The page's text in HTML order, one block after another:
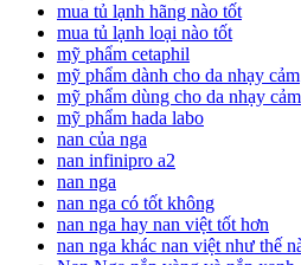
mua tủ lạnh hãng nào tốt
mua tủ lạnh loại nào tốt
mỹ phẩm cetaphil
mỹ phẩm dành cho da nhạy cảm
mỹ phẩm dùng cho da nhạy cảm
mỹ phẩm hada labo
nan của nga
nan infinipro a2
nan nga
nan nga có tốt không
nan nga hay nan việt tốt hơn
nan nga khác nan việt như thế